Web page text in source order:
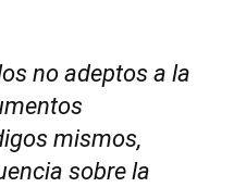
no adeptos a la
mismos,
sobre la